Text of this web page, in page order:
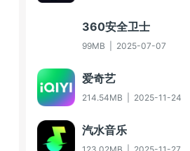
360安全卫士
99MB 2025-07-07
爱奇艺
214.54MB 2025-11-24
汽水音乐
123.02MB 2025-11-27